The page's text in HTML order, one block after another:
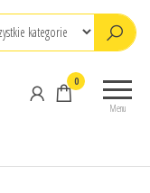
Menu
0